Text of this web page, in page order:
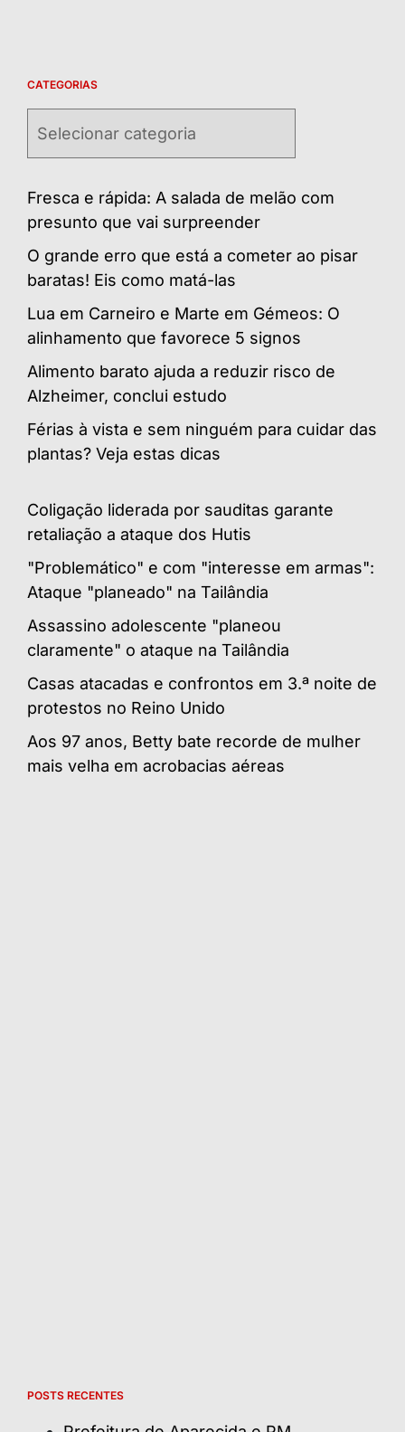
CATEGORIAS
Fresca e rápida: A salada de melão com
presunto que vai surpreender
O grande erro que está a cometer ao pisar
baratas! Eis como matá-las
Lua em Carneiro e Marte em Gémeos: O
alinhamento que favorece 5 signos
Alimento barato ajuda a reduzir risco de
Alzheimer, conclui estudo
Férias à vista e sem ninguém para cuidar das
plantas? Veja estas dicas
Coligação liderada por sauditas garante
retaliação a ataque dos Hutis
"Problemático" e com "interesse em armas":
Ataque "planeado" na Tailândia
Assassino adolescente "planeou
claramente" o ataque na Tailândia
Casas atacadas e confrontos em 3.ª noite de
protestos no Reino Unido
Aos 97 anos, Betty bate recorde de mulher
mais velha em acrobacias aéreas
POSTS RECENTES